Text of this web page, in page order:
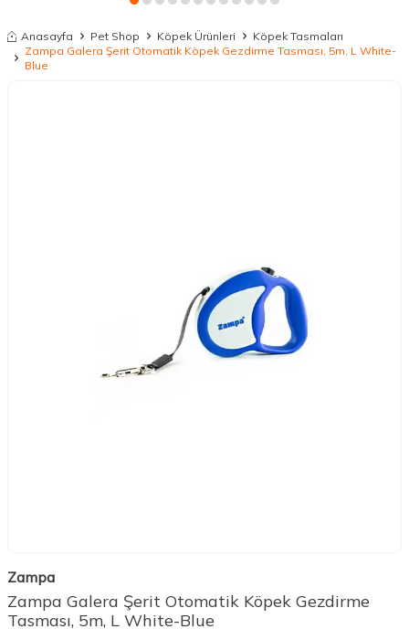
Anasayfa Pet Shop Köpek Ürünleri
Köpek Tasmaları
Zampa Galera Şerit Otomatik Köpek Gezdirme Tasması, 5m, L White-
Blue
Zampa
Zampa Galera Şerit Otomatik Köpek Gezdirme
Tasması, 5m, L White-Blue